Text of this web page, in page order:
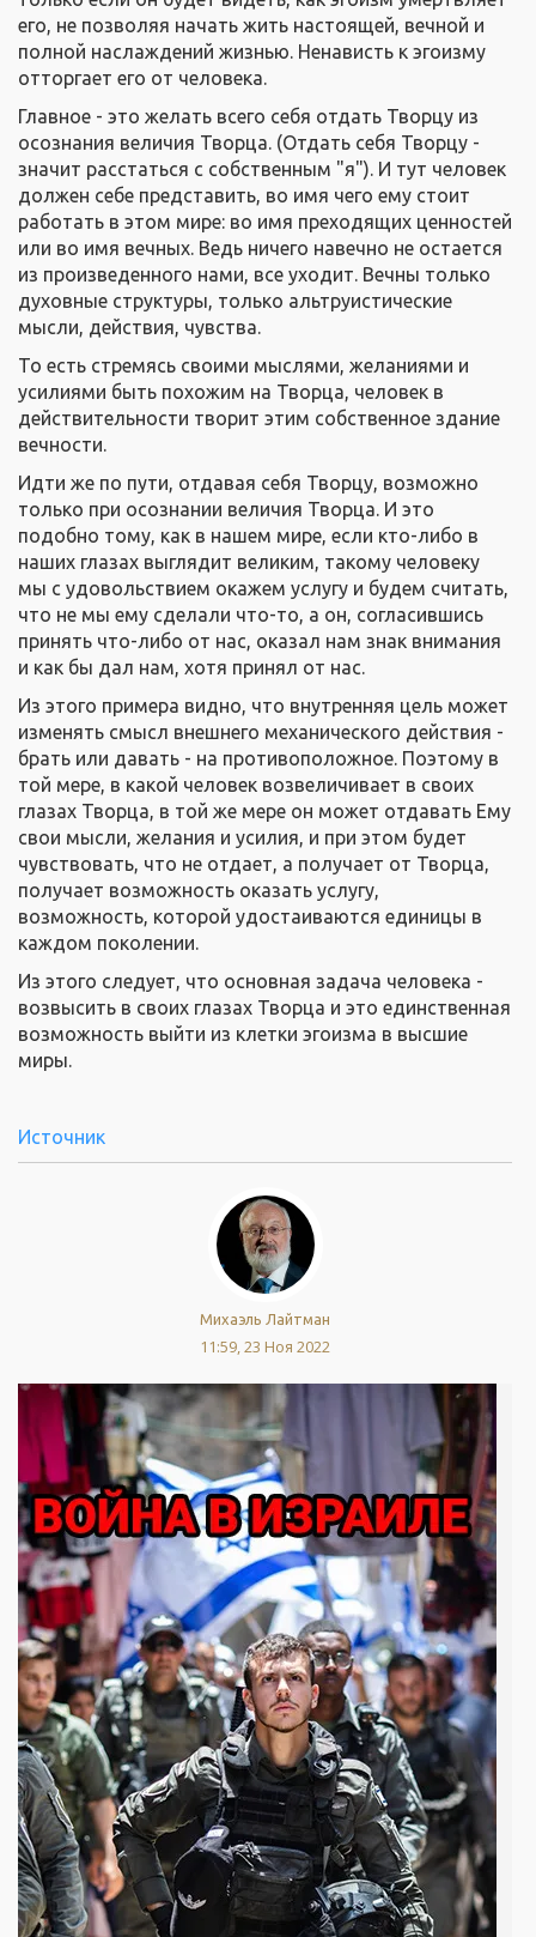
его, не позволяя начать жить настоящей, вечной и
полной наслаждений жизнью. Ненависть к эгоизму
отторгает его от человека.
Главное - это желать всего себя отдать Творцу из
осознания величия Творца. (Отдать себя Творцу -
значит расстаться с собственным "я"). И тут человек
должен себе представить, во имя чего ему стоит
работать в этом мире: во имя преходящих ценностей
или во имя вечных. Ведь ничего навечно не остается
из произведенного нами, все уходит. Вечны только
духовные структуры, только альтруистические
мысли, действия, чувства.
То есть стремясь своими мыслями, желаниями и
усилиями быть похожим на Творца, человек в
действительности творит этим собственное здание
вечности.
Идти же по пути, отдавая себя Творцу, возможно
только при осознании величия Творца. И это
подобно тому, как в нашем мире, если кто-либо в
наших глазах выглядит великим, такому человеку
мы с удовольствием окажем услугу и будем считать,
что не мы ему сделали что-то, а он, согласившись
принять что-либо от нас, оказал нам знак внимания
и как бы дал нам, хотя принял от нас.
Из этого примера видно, что внутренняя цель может
изменять смысл внешнего механического действия -
брать или давать - на противоположное. Поэтому в
той мере, в какой человек возвеличивает в своих
глазах Творца, в той же мере он может отдавать Ему
свои мысли, желания и усилия, и при этом будет
чувствовать, что не отдает, а получает от Творца,
получает возможность оказать услугу,
возможность, которой удостаиваются единицы в
каждом поколении.
Из этого следует, что основная задача человека -
возвысить в своих глазах Творца и это единственная
возможность выйти из клетки эгоизма в высшие
миры.
Источник
Михаэль Лайтман
11:59, 23 Ноя 2022